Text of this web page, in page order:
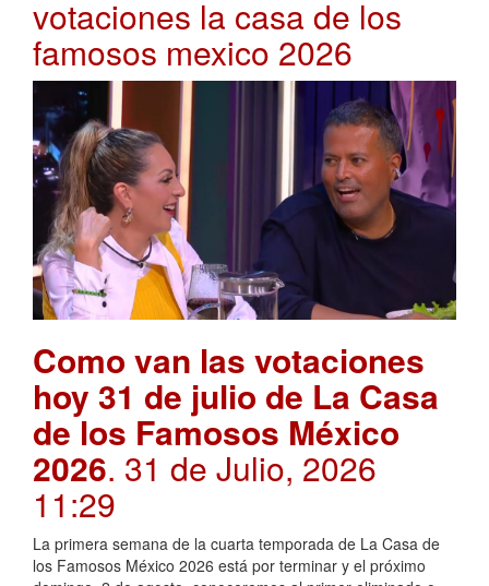
votaciones la casa de los
famosos mexico 2026
Como van las votaciones
hoy 31 de julio de La Casa
de los Famosos México
2026. 31 de Julio, 2026
11:29
La primera semana de la cuarta temporada de La Casa de
los Famosos México 2026 está por terminar y el próximo